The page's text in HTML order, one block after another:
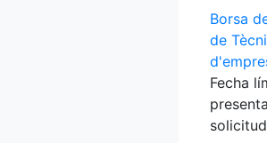
Borsa
de
Fecha